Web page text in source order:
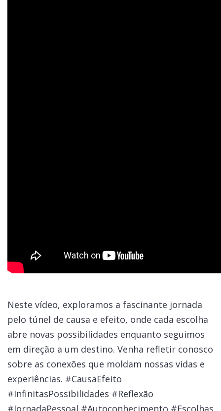
Neste vídeo, exploramos a fascinante jornada
pelo túnel de causa e efeito, onde cada escolha
abre novas possibilidades enquanto seguimos
em direção a um destino. Venha refletir conosco
sobre as conexões que moldam nossas vidas e
experiências. #CausaEfeito
#InfinitasPossibilidades #Reflexão
#JornadaPessoal #Autoconhecimento #Escolhas